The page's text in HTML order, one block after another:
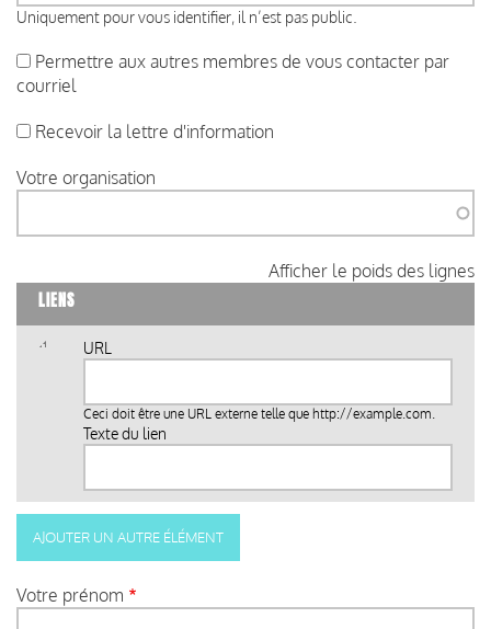
Uniquement pour vous identifier, il n’est pas public.
Permettre aux autres membres de vous contacter par
courriel
Recevoir la lettre d'information
Votre organisation
Afficher le poids des lignes
LIENS
URL
Ceci doit être une URL externe telle que http://example.com.
Texte du lien
Votre prénom